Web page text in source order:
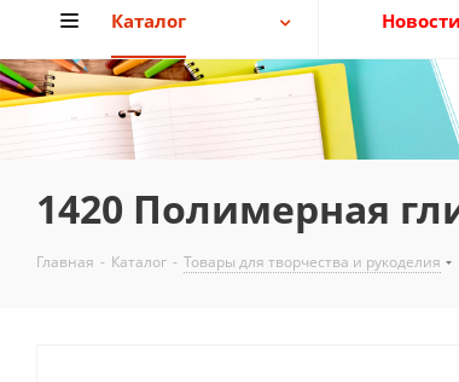
Каталог Новости
1420 Полимерная
Главная - Каталог - Товары для творчества и рукоделия